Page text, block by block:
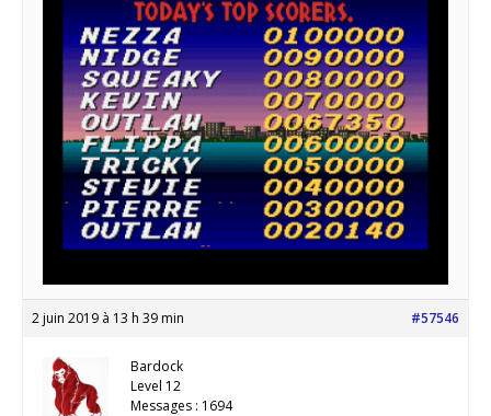
2 juin 2019 à 13 h 39 min #57546
Bardock
Level 12
Messages : 1694